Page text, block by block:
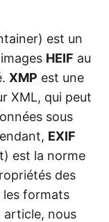
est un
HEIF au
XMP est une
XML, qui peut
sous
EXIF
est la norme
des
les formats
article, nous